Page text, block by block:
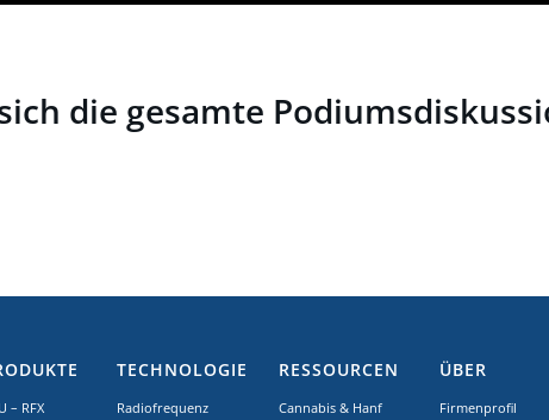
die gesamte
– RFX
TECHNOLOGIE
Radiofrequenz
RESSOURCEN
Cannabis & Hanf
ÜBER
Firmenprofil